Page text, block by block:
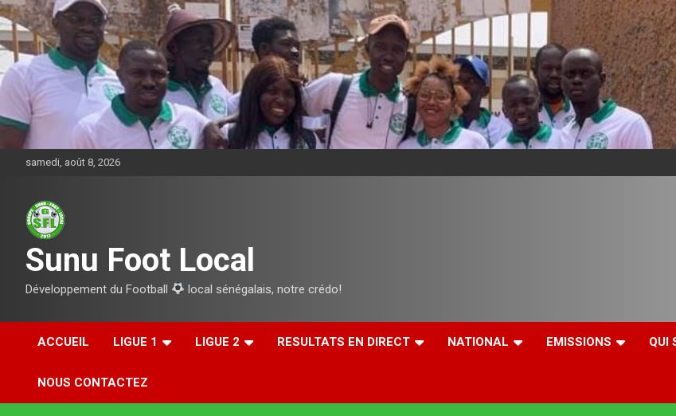
Aller
au
contenu
samedi, août 8, 2026
Sunu Foot Local
Développement du Football local sénégalais, notre crédo!
ACCUEIL LIGUE 1 LIGUE 2 RESULTATS EN DIRECT NATIONAL EMISSIONS QUI
NOUS CONTACTEZ